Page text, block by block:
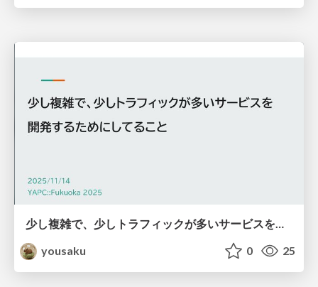
少し複雑で、少しトラフィックが多いサービスを開発するためにしてること
yousaku
0 25